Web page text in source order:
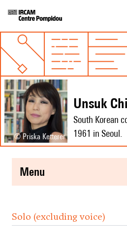
© Priska Ketterer
Unsuk
South Korean
1961 in Seoul.
menu
Solo (excluding voice)